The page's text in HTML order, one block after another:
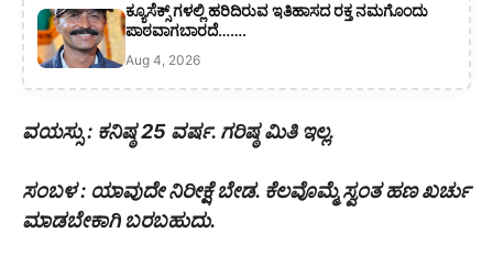
ಕ್ಯೂಸೆಕ್ಸ್ ಗಳಲ್ಲಿ ಹರಿದಿರುವ ಇತಿಹಾಸದ ರಕ್ತ ನಮಗೊಂದು
ಪಾಠವಾಗಬಾರದೆ…….
Aug 4, 2026
ವಯಸ್ಸು : ಕನಿಷ್ಠ 25 ವರ್ಷ. ಗರಿಷ್ಠ ಮಿತಿ ಇಲ್ಲ.
ಸಂಬಳ : ಯಾವುದೇ ನಿರೀಕ್ಷೆ ಬೇಡ. ಕೆಲವೊಮ್ಮೆ ಸ್ವಂತ ಹಣ ಖರ್ಚು
ಮಾಡಬೇಕಾಗಿ ಬರಬಹುದು.